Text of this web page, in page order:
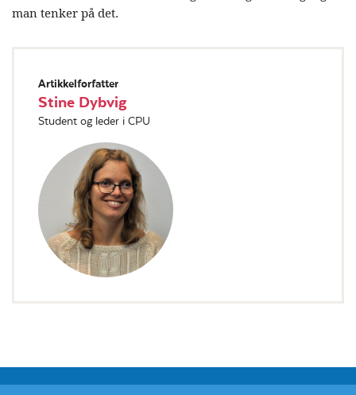
man tenker på det.
Artikkelforfatter
Stine Dybvig
Student og leder i CPU